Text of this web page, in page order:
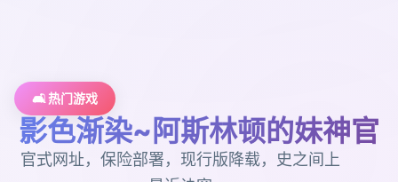
🛋️ 热门游戏
影色渐染~阿斯林顿的妹神官
官式网址，保险部署，现行版降载，史之间上